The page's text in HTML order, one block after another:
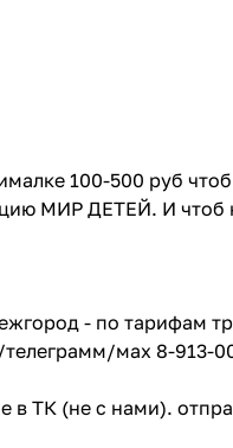
100-500 руб чтоб
МИР ДЕТЕЙ. И чтоб
- по тарифам
мах 8-913-
в ТК (не с нами).